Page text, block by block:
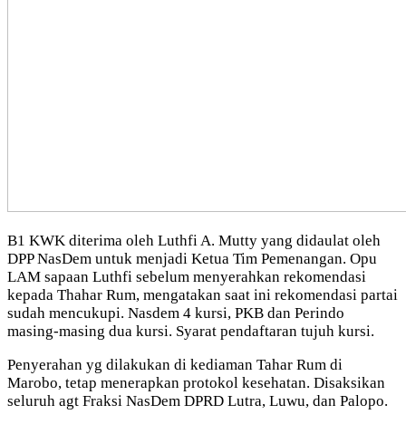
B1 KWK diterima oleh Luthfi A. Mutty yang didaulat oleh
DPP NasDem untuk menjadi Ketua Tim Pemenangan. Opu
LAM sapaan Luthfi sebelum menyerahkan rekomendasi
kepada Thahar Rum, mengatakan saat ini rekomendasi partai
sudah mencukupi. Nasdem 4 kursi, PKB dan Perindo
masing-masing dua kursi. Syarat pendaftaran tujuh kursi.
Penyerahan yg dilakukan di kediaman Tahar Rum di
Marobo, tetap menerapkan protokol kesehatan. Disaksikan
seluruh agt Fraksi NasDem DPRD Lutra, Luwu, dan Palopo.